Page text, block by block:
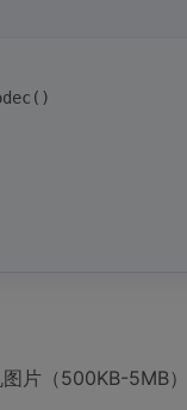
片（500KB-5MB